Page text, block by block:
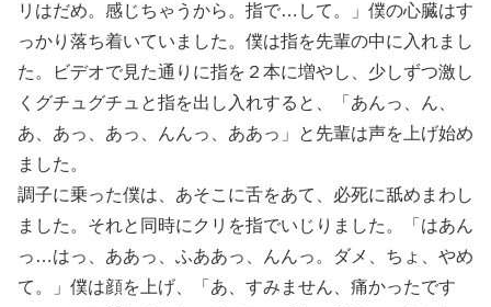
リはだめ。感じちゃうから。指で…して。」僕の心臓はす
っかり落ち着いていました。僕は指を先輩の中に入れまし
た。ビデオで見た通りに指を２本に増やし、少しずつ激し
くグチュグチュと指を出し入れすると、「あんっ、ん、
あ、あっ、あっ、んんっ、ああっ」と先輩は声を上げ始め
ました。
調子に乗った僕は、あそこに舌をあて、必死に舐めまわし
ました。それと同時にクリを指でいじりました。「はあん
っ…はっ、ああっ、ふああっ、んんっ。ダメ、ちょ、やめ
て。」僕は顔を上げ、「あ、すみません、痛かったです